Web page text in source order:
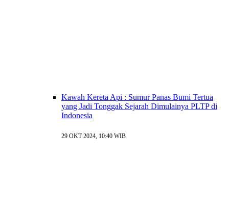
Kawah Kereta Api : Sumur Panas Bumi Tertua
yang Jadi Tonggak Sejarah Dimulainya PLTP di
Indonesia
29 OKT 2024, 10:40 WIB